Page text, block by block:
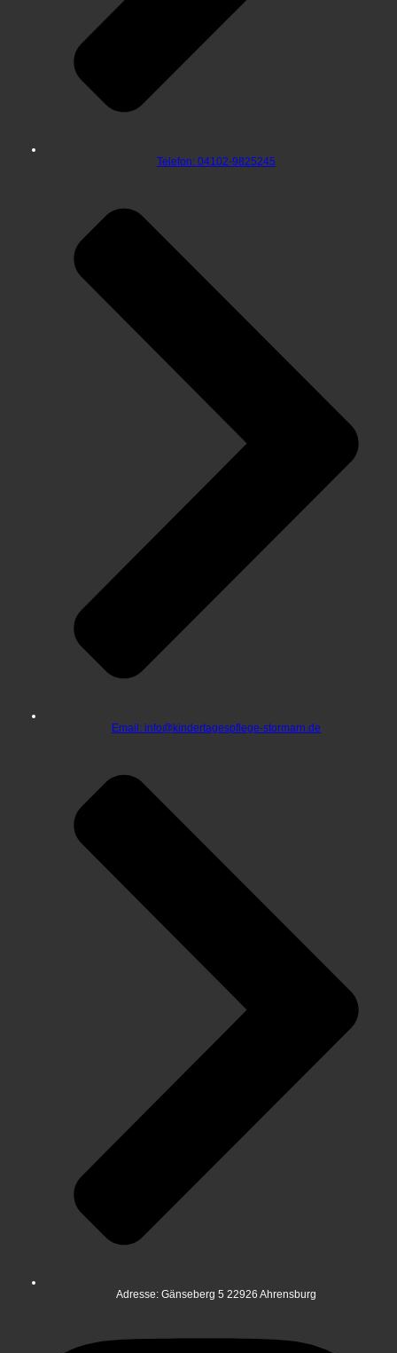
Telefon: 04102-9825245
Email: info@kindertagespflege-stormarn.de
Adresse: Gänseberg 5 22926 Ahrensburg